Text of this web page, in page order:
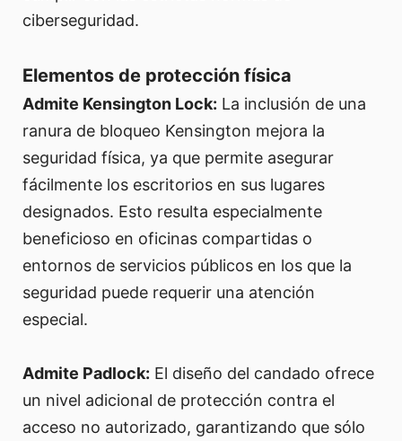
ciberseguridad.
Elementos de protección física
Admite Kensington Lock: La inclusión de una
ranura de bloqueo Kensington mejora la
seguridad física, ya que permite asegurar
fácilmente los escritorios en sus lugares
designados. Esto resulta especialmente
beneficioso en oficinas compartidas o
entornos de servicios públicos en los que la
seguridad puede requerir una atención
especial.
Admite Padlock: El diseño del candado ofrece
un nivel adicional de protección contra el
acceso no autorizado, garantizando que sólo